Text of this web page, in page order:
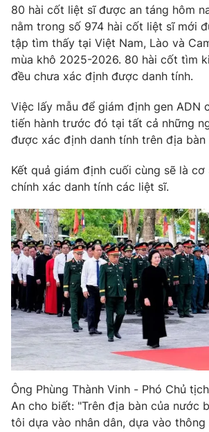
Tư vấn
Chuyên mục khác
Emagazine Podcast
Photo
Video Shorts
VTV Money VTV Thể
VTV Sức khoẻ Bất động
Thị trường 24h Tấm
VTV4 Vươn
VTV9 VTV8
Liên hệ tòa soạn
80 hài cốt liệt sĩ được an táng hôm
nằm trong số 974 hài cốt liệt sĩ mới
tập tìm thấy tại Việt Nam, Lào và
mùa khô 2025-2026. 80 hài cốt tìm
đều chưa xác định được danh tính.
Việc lấy mẫu để giám định gen ADN
tiến hành trước đó tại tất cả những
được xác định danh tính trên địa bàn
Kết quả giám định cuối cùng sẽ là
chính xác danh tính các liệt sĩ.
Ông Phùng Thành Vinh - Phó Chủ
An cho biết: "Trên địa bàn của nước
tôi dựa vào nhân dân, dựa vào